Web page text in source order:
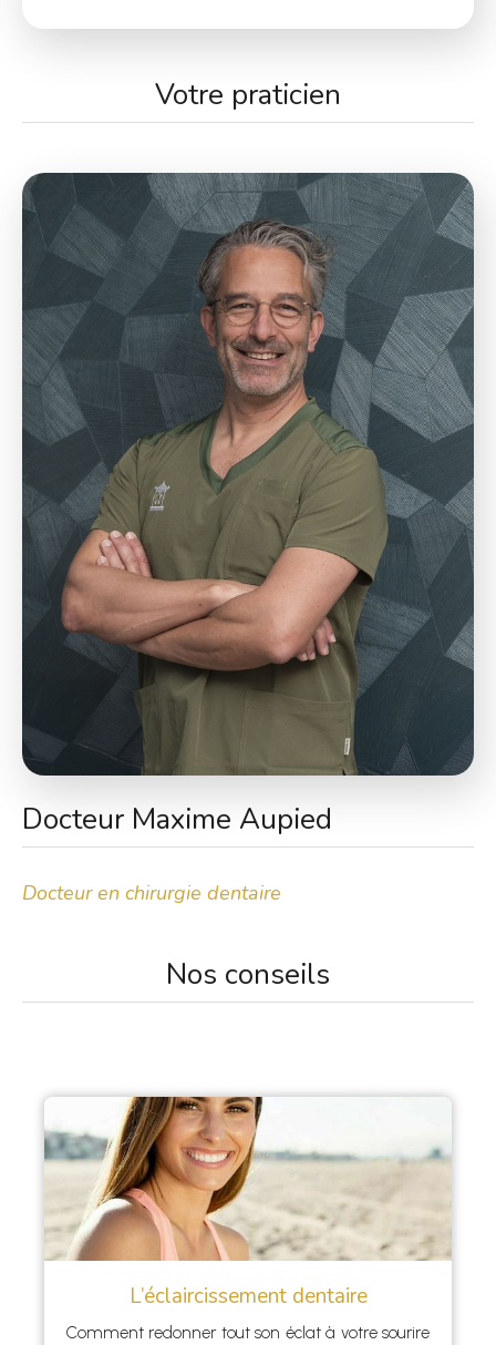
Votre praticien
Docteur Maxime Aupied
Docteur en chirurgie dentaire
Nos conseils
L’éclaircissement dentaire
Comment redonner tout son éclat à votre sourire